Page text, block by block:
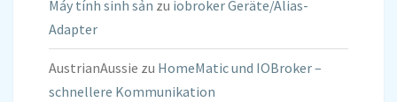
Máy tính sinh sản zu iobroker Geräte/Alias-
Adapter
AustrianAussie zu HomeMatic und IOBroker –
schnellere Kommunikation